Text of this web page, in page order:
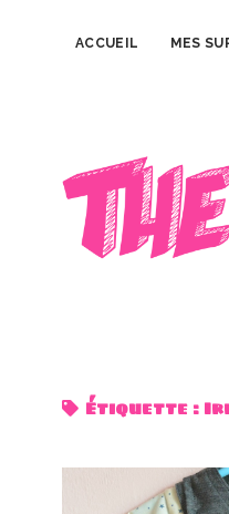
ACCUEIL MES
The
Amazing
Woman
Étiquette :